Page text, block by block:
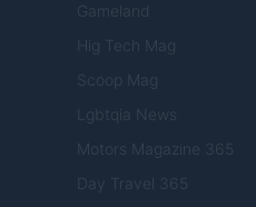
Gameland
Hig Tech Mag
Scoop Mag
Lgbtqia News
Motors Magazine 365
Day Travel 365